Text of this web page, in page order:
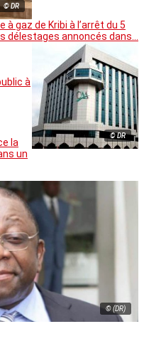
© DR
à gaz de Kribi à l’arrêt du 5
délestages annoncés dans…
© DR
à
la
un
© (DR)